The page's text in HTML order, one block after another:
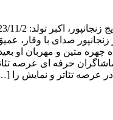
زنجانپور صدای با وقار،
چهره متین و مهربان او
حرفه ای عرصه
در عرصه تئاتر و نمایش را